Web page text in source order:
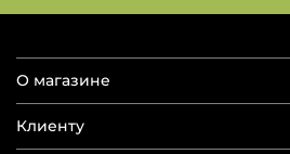
О магазине
Клиенту